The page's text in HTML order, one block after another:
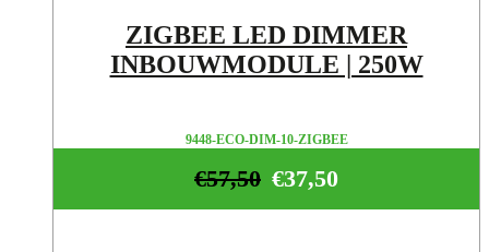
ZIGBEE LED DIMMER
INBOUWMODULE | 250W
9448-ECO-DIM-10-ZIGBEE
€37,50
€57,50